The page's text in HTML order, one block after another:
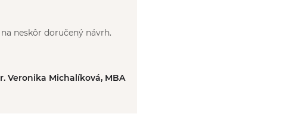
neskôr doručený návrh.
Veronika Michalíková, MBA